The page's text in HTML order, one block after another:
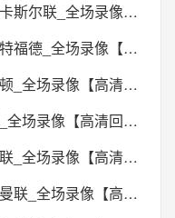
2026年05月18日 西汉姆联VS纽卡斯尔联_全场录像【高清回放】
2026年05月17日 水晶宫VS布伦特福德_全场录像【高清回放】
2026年05月17日 桑德兰VS埃弗顿_全场录像【高清回放】
2026年05月17日 富勒姆VS狼队_全场录像【高清回放】
2026年05月17日 布莱顿VS利兹联_全场录像【高清回放】
2026年05月17日 诺丁汉森林VS曼联_全场录像【高清回放】